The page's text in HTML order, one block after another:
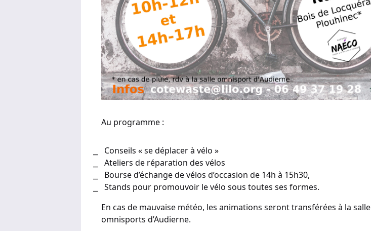
Au programme :
Conseils « se déplacer à vélo »
Ateliers de réparation des vélos
Bourse d’échange de vélos d’occasion de 14h à 15h30,
Stands pour promouvoir le vélo sous toutes ses formes.
En cas de mauvaise météo, les animations seront transférées à la salle
omnisports d’Audierne.